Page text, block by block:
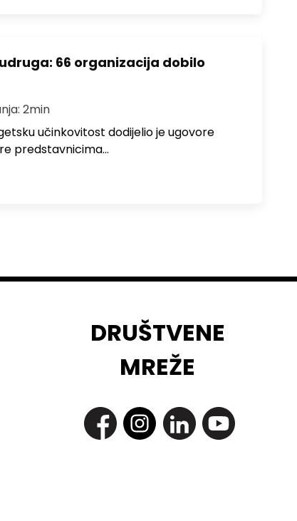
66 organizacija dobilo
2min
učinkovitost dodijelio je ugovore
predstavnicima…
DRUŠTVENE
MREŽE